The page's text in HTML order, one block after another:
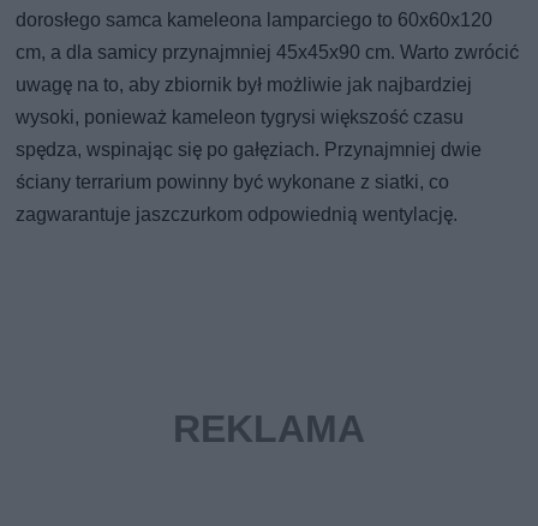
dorosłego samca kameleona lamparciego to 60x60x120
cm, a dla samicy przynajmniej 45x45x90 cm. Warto zwrócić
uwagę na to, aby zbiornik był możliwie jak najbardziej
wysoki, ponieważ kameleon tygrysi większość czasu
spędza, wspinając się po gałęziach. Przynajmniej dwie
ściany terrarium powinny być wykonane z siatki, co
zagwarantuje jaszczurkom odpowiednią wentylację.